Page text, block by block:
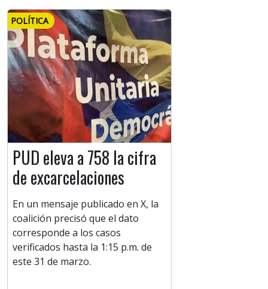
POLÍTICA
PUD eleva a 758 la cifra
de excarcelaciones
En un mensaje publicado en X, la
coalición precisó que el dato
corresponde a los casos
verificados hasta la 1:15 p.m. de
este 31 de marzo.